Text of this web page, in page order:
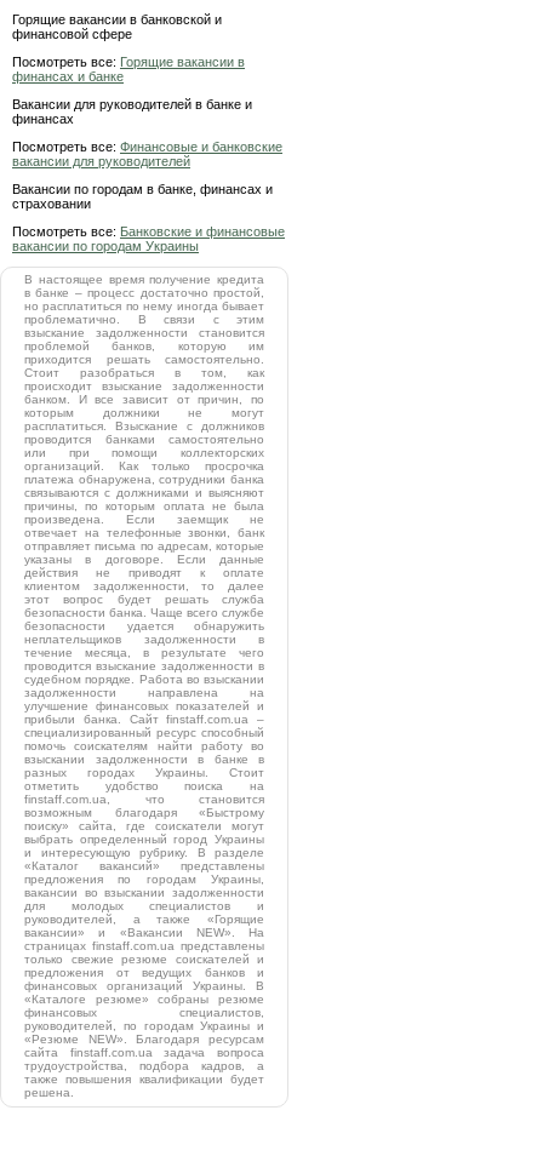
Горящие вакансии в банковской и
финансовой сфере
Посмотреть все: Горящие вакансии в
финансах и банке
Вакансии для руководителей в банке и
финансах
Посмотреть все: Финансовые и банковские
вакансии для руководителей
Вакансии по городам в банке, финансах и
страховании
Посмотреть все: Банковские и финансовые
вакансии по городам Украины
В настоящее время получение кредита
в банке – процесс достаточно простой,
но расплатиться по нему иногда бывает
проблематично. В связи с этим
взыскание задолженности становится
проблемой банков, которую им
приходится решать самостоятельно.
Стоит разобраться в том, как
происходит взыскание задолженности
банком. И все зависит от причин, по
которым должники не могут
расплатиться. Взыскание с должников
проводится банками самостоятельно
или при помощи коллекторских
организаций. Как только просрочка
платежа обнаружена, сотрудники банка
связываются с должниками и выясняют
причины, по которым оплата не была
произведена. Если заемщик не
отвечает на телефонные звонки, банк
отправляет письма по адресам, которые
указаны в договоре. Если данные
действия не приводят к оплате
клиентом задолженности, то далее
этот вопрос будет решать служба
безопасности банка. Чаще всего службе
безопасности удается обнаружить
неплательщиков задолженности в
течение месяца, в результате чего
проводится взыскание задолженности в
судебном порядке. Работа во взыскании
задолженности направлена на
улучшение финансовых показателей и
прибыли банка. Сайт finstaff.com.ua –
специализированный ресурс способный
помочь соискателям найти работу во
взыскании задолженности в банке в
разных городах Украины. Стоит
отметить удобство поиска на
finstaff.com.ua, что становится
возможным благодаря «Быстрому
поиску» сайта, где соискатели могут
выбрать определенный город Украины
и интересующую рубрику. В разделе
«Каталог вакансий» представлены
предложения по городам Украины,
вакансии во взыскании задолженности
для молодых специалистов и
руководителей, а также «Горящие
вакансии» и «Вакансии NEW». На
страницах finstaff.com.ua представлены
только свежие резюме соискателей и
предложения от ведущих банков и
финансовых организаций Украины. В
«Каталоге резюме» собраны резюме
финансовых специалистов,
руководителей, по городам Украины и
«Резюме NEW». Благодаря ресурсам
сайта finstaff.com.ua задача вопроса
трудоустройства, подбора кадров, а
также повышения квалификации будет
решена.